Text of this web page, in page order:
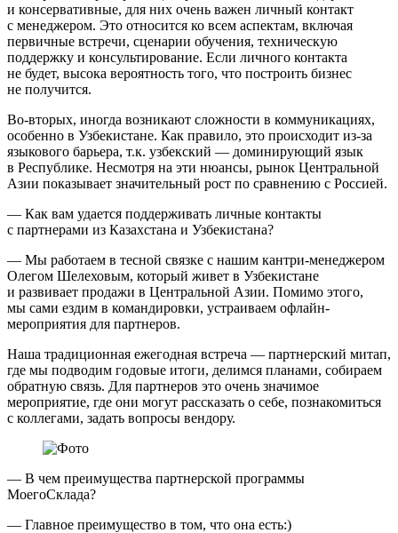
и консервативные, для них очень важен личный контакт
с менеджером. Это относится ко всем аспектам, включая
первичные встречи, сценарии обучения, техническую
поддержку и консультирование. Если личного контакта
не будет, высока вероятность того, что построить бизнес
не получится.
Во-вторых, иногда возникают сложности в коммуникациях,
особенно в Узбекистане. Как правило, это происходит из-за
языкового барьера, т.к. узбекский — доминирующий язык
в Республике. Несмотря на эти нюансы, рынок Центральной
Азии показывает значительный рост по сравнению с Россией.
— Как вам удается поддерживать личные контакты
с партнерами из Казахстана и Узбекистана?
— Мы работаем в тесной связке с нашим кантри-менеджером
Олегом Шелеховым, который живет в Узбекистане
и развивает продажи в Центральной Азии. Помимо этого,
мы сами ездим в командировки, устраиваем офлайн-
мероприятия для партнеров.
Наша традиционная ежегодная встреча — партнерский митап,
где мы подводим годовые итоги, делимся планами, собираем
обратную связь. Для партнеров это очень значимое
мероприятие, где они могут рассказать о себе, познакомиться
с коллегами, задать вопросы вендору.
— В чем преимущества партнерской программы
МоегоСклада?
— Главное преимущество в том, что она есть:)